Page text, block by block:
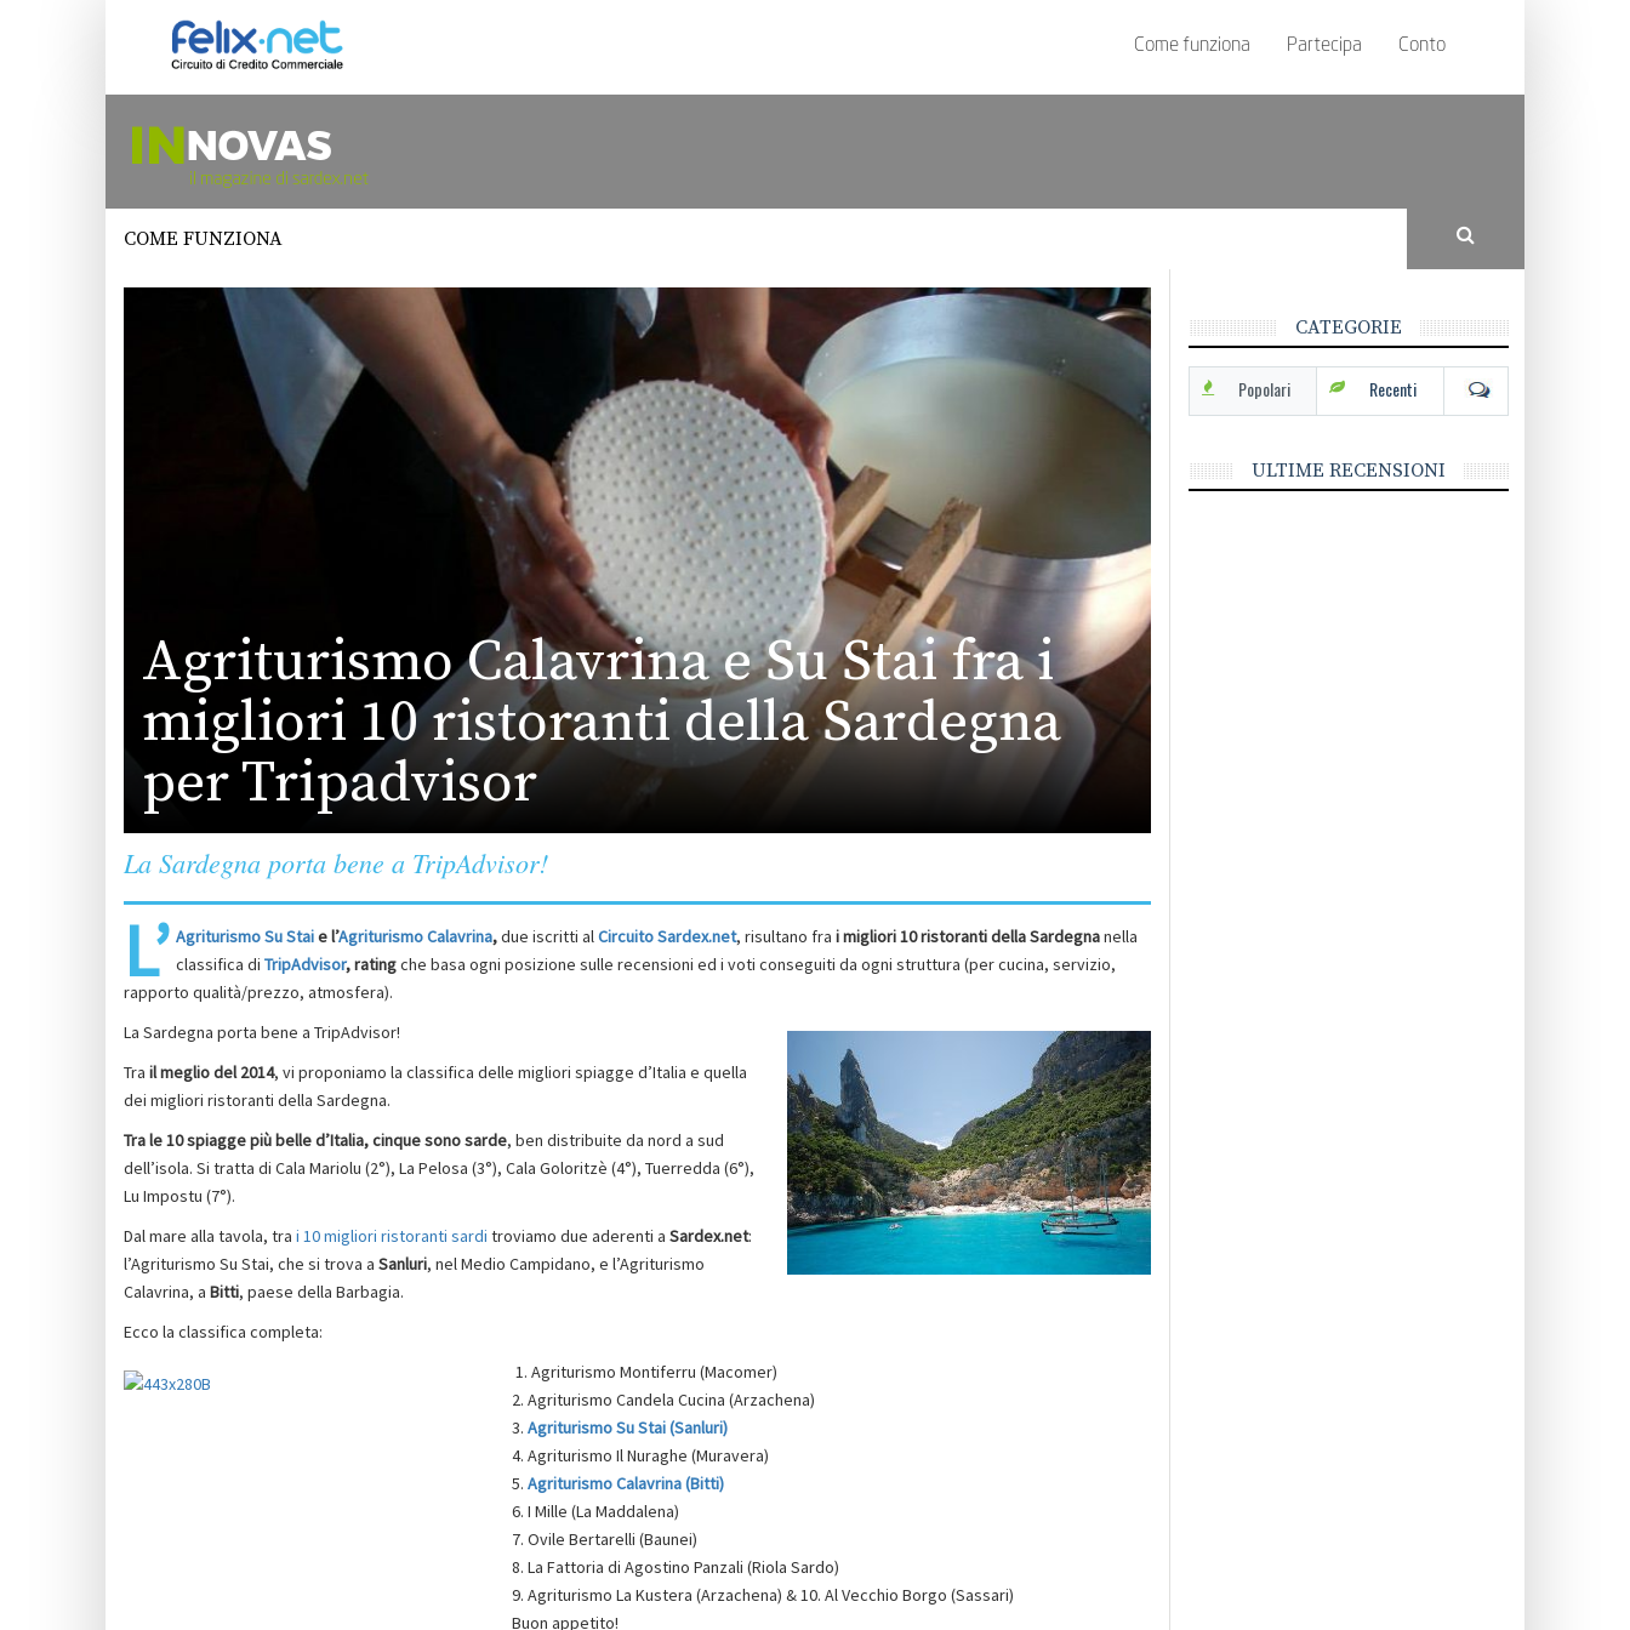
Come funziona Partecipa Conto
COME FUNZIONA
Agriturismo Calavrina e Su Stai fra i
migliori 10 ristoranti della Sardegna
per Tripadvisor
La Sardegna porta bene a TripAdvisor!
L’ Agriturismo Su Staie l’Agriturismo Calavrina,due iscritti alCircuito Sardex.net, risultano fra imigliori 10 ristoranti della Sardegnanella
classifica di TripAdvisor, ratingche basa ogni posizione sulle recensioni ed i voti conseguiti da ogni struttura (per cucina, servizio,
rapporto qualità/prezzo, atmosfera).
La Sardegna porta bene a TripAdvisor!
Tra il meglio del 2014, vi proponiamo la classifica delle migliori spiagge d’Italia e quella
dei migliori ristoranti della Sardegna.
Tra le 10 spiagge più belle d’Italia, cinque sono sarde, ben distribuite da nord a sud
dell’isola. Si tratta di Cala Mariolu (2°), La Pelosa (3°), Cala Goloritzè (4°), Tuerredda (6°),
Lu Impostu (7°).
Dal mare alla tavola, tra i 10 migliori ristoranti sardi troviamo due aderenti a Sardex.net:
l’Agriturismo Su Stai, che si trova a Sanluri, nel Medio Campidano, e l’Agriturismo
Calavrina, a Bitti, paese della Barbagia.
Ecco la classifica completa:
1. Agriturismo Montiferru (Macomer)
2. Agriturismo Candela Cucina (Arzachena)
3. Agriturismo Su Stai (Sanluri)
4. Agriturismo Il Nuraghe (Muravera)
5. Agriturismo Calavrina (Bitti)
6. I Mille (La Maddalena)
7. Ovile Bertarelli (Baunei)
8. La Fattoria di Agostino Panzali (Riola Sardo)
9. Agriturismo La Kustera (Arzachena) & 10. Al Vecchio Borgo (Sassari)
Buon appetito!
CATEGORIE
Popolari Recenti
ULTIME RECENSIONI